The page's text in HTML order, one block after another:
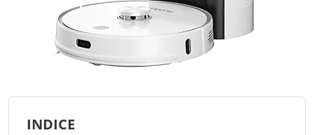
INDICE